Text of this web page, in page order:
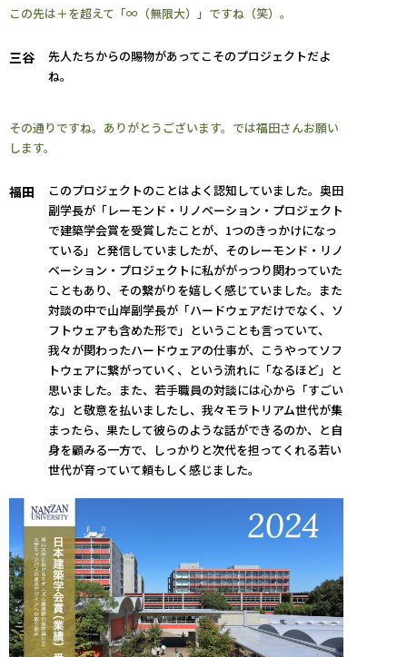
この先は＋を超えて「∞（無限大）」ですね（笑）。
三谷
先人たちからの賜物があってこそのプロジェクトだよ
ね。
その通りですね。ありがとうございます。では福田さんお願い
します。
福田
このプロジェクトのことはよく認知していました。奥田
副学長が「レーモンド・リノベーション・プロジェクト
で建築学会賞を受賞したことが、1つのきっかけになっ
ている」と発信していましたが、そのレーモンド・リノ
ベーション・プロジェクトに私ががっつり関わっていた
こともあり、その繋がりを嬉しく感じていました。また
対談の中で山岸副学長が「ハードウェアだけでなく、ソ
フトウェアも含めた形で」ということも言っていて、
我々が関わったハードウェアの仕事が、こうやってソフ
トウェアに繋がっていく、という流れに「なるほど」と
思いました。また、若手職員の対談には心から「すごい
な」と敬意を払いましたし、我々モラトリアム世代が集
まったら、果たして彼らのような話ができるのか、と自
身を顧みる一方で、しっかりと次代を担ってくれる若い
世代が育っていて頼もしく感じました。